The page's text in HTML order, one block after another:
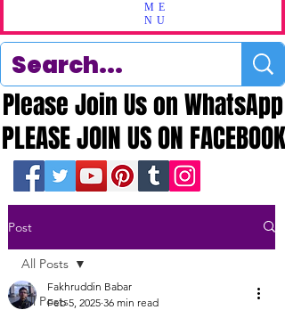
ME
NU
PLEASE JOIN US ON FACEBOOK
PLEASE JOIN US ON FACEBOOK
Please Join Us on WhatsApp
Please Join Us on WhatsApp
Post
All Posts
All Posts
Fakhruddin Babar
Feb 5, 2025 36 min read